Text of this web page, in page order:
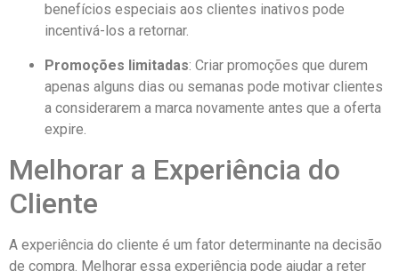
benefícios especiais aos clientes inativos pode
incentivá-los a retornar.
Promoções limitadas: Criar promoções que durem
apenas alguns dias ou semanas pode motivar clientes
a considerarem a marca novamente antes que a oferta
expire.
Melhorar a Experiência do
Cliente
A experiência do cliente é um fator determinante na decisão
de compra. Melhorar essa experiência pode ajudar a reter